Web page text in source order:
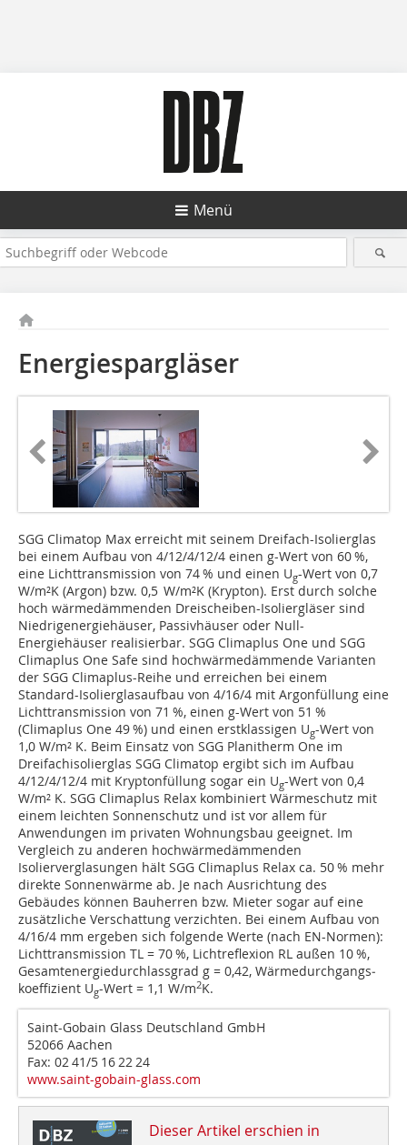
Menü
Energiespargläser
SGG Climatop Max erreicht mit seinem Dreifach-Isolierglas
bei einem Aufbau von 4/12/4/12/4 einen g-Wert von 60 %,
eine Lichttransmission von 74 % und einen Ug-Wert von 0,7
W/m²K (Argon) bzw. 0,5 W/m²K (Krypton). Erst durch solche
hoch wärmedämmenden Dreischeiben-Isoliergläser sind
Niedrigenergiehäuser, Passivhäuser oder Null-
Energiehäuser realisierbar. SGG Climaplus One und SGG
Climaplus One Safe sind hochwärmedämmende Varianten
der SGG Climaplus-Reihe und erreichen bei einem
Standard-Isolierglasaufbau von 4/16/4 mit Argonfüllung eine
Lichttransmission von 71 %, einen g-Wert von 51 %
(Climaplus One 49 %) und einen erstklassigen Ug-Wert von
1,0 W/m² K. Beim Einsatz von SGG Planitherm One im
Dreifachisolierglas SGG Climatop ergibt sich im Aufbau
4/12/4/12/4 mit Kryptonfüllung sogar ein Ug-Wert von 0,4
W/m² K. SGG Climaplus Relax kombiniert Wärmeschutz mit
einem leichten Sonnenschutz und ist vor allem für
Anwendungen im privaten Wohnungsbau geeignet. Im
Vergleich zu anderen hochwärmedämmenden
Isolierverglasungen hält SGG Climaplus Relax ca. 50 % mehr
direkte Sonnenwärme ab. Je nach Ausrichtung des
Gebäudes können Bauherren bzw. Mieter sogar auf eine
zusätzliche Verschattung verzichten. Bei einem Aufbau von
4/16/4 mm ergeben sich folgende Werte (nach EN-Normen):
Lichttransmission TL = 70 %, Lichtreflexion RL außen 10 %,
Gesamtenergiedurchlassgrad g = 0,42, Wärmedurchgangs­
koeffizient Ug-Wert = 1,1 W/m2K.
Saint-Gobain Glass Deutschland GmbH
52066 Aachen
Fax: 02 41/5 16 22 24
www.saint-gobain-glass.com
Dieser Artikel erschien in